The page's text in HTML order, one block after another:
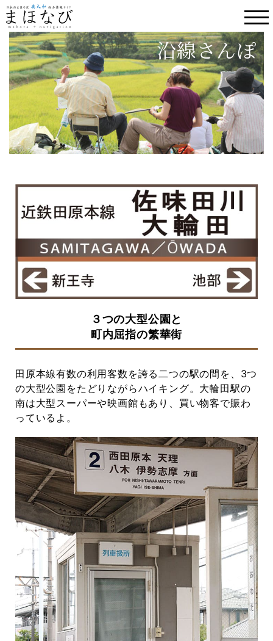
沿線さんぽ
３つの大型公園と
町内屈指の繁華街
田原本線有数の利用客数を誇る二つの駅の間を、3つ
の大型公園をたどりながらハイキング。大輪田駅の
南は大型スーパーや映画館もあり、買い物客で賑わ
っているよ。